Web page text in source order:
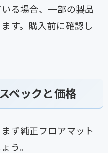
る場合、一部の製品
す。購入前に確認し
ペックと価格
ず純正フロアマット
う。